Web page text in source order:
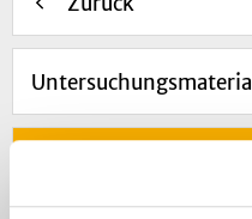
Untersuchungsmaterial